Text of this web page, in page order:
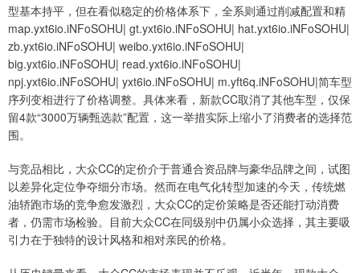
型基本持平，但在看似稳定的价格体系下，全系则通过削减配置和精
map.yxt6io.iNFoSOHU| gt.yxt6io.iNFoSOHU| hat.yxt6io.iNFoSOHU|
zb.yxt6io.iNFoSOHU| weibo.yxt6io.iNFoSOHU|
big.yxt6io.iNFoSOHU| read.yxt6io.iNFoSOHU|
npj.yxt6io.iNFoSOHU| yxt6io.iNFoSOHU| m.yft6q.iNFoSOHU|简车型
序列变相进行了价格调整。具体来看，新款CC取消了其他车型，仅保
留4款“3000万辆甄选款”配置，这一举措实际上缩小了消费者的选择范
围。
与竞品相比，大众CC的定价介于普通合资品牌与豪华品牌之间，试图
以差异化定位争夺细分市场。然而在电气化转型加速的今天，传统燃
油轿跑市场的竞争愈发激烈，大众CC的定价策略是否还能打动消费
者，仍需市场检验。目前大众CC在同级别中仍属小众选择，其主要吸
引力在于独特的设计风格和相对亲民的价格。